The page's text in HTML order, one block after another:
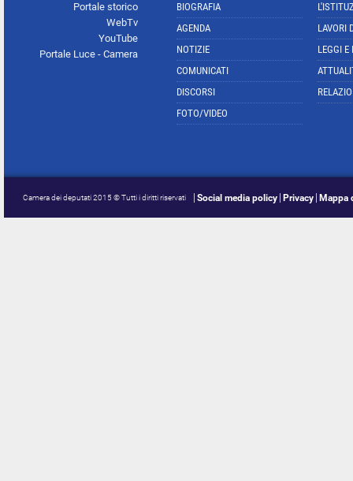
Portale storico
WebTv
YouTube
Portale Luce - Camera
BIOGRAFIA
AGENDA
NOTIZIE
COMUNICATI
DISCORSI
FOTO/VIDEO
LAVORI
LEGGI E
Camera dei deputati 2015 © Tutti i diritti riservati Social media policy Privacy Mappa